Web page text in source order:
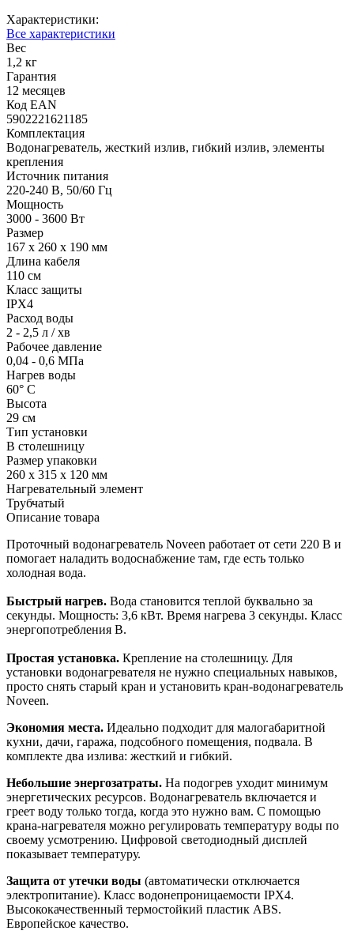
Характеристики:
Все характеристики
Вес
1,2 кг
Гарантия
12 месяцев
Код ЕАN
5902221621185
Комплектация
Водонагреватель, жесткий излив, гибкий излив, элементы
крепления
Источник питания
220-240 В, 50/60 Гц
Мощность
3000 - 3600 Вт
Размер
167 х 260 х 190 мм
Длина кабеля
110 см
Класс защиты
IPX4
Расход воды
2 - 2,5 л / хв
Рабочее давление
0,04 - 0,6 МПа
Нагрев воды
60° С
Высота
29 см
Тип установки
В столешницу
Размер упаковки
260 х 315 х 120 мм
Нагревательный элемент
Трубчатый
Описание товара
Проточный водонагреватель Noveen работает от сети 220 В и
помогает наладить водоснабжение там, где есть только
холодная вода.
Быстрый нагрев. Вода становится теплой буквально за
секунды. Мощность: 3,6 кВт. Время нагрева 3 секунды. Класс
энергопотребления B.
Простая установка. Крепление на столешницу. Для
установки водонагревателя не нужно специальных навыков,
просто снять старый кран и установить кран-водонагреватель
Noveen.
Экономия места. Идеально подходит для малогабаритной
кухни, дачи, гаража, подсобного помещения, подвала. В
комплекте два излива: жесткий и гибкий.
Небольшие энергозатраты. На подогрев уходит минимум
энергетических ресурсов. Водонагреватель включается и
греет воду только тогда, когда это нужно вам. С помощью
крана-нагревателя можно регулировать температуру воды по
своему усмотрению. Цифровой светодиодный дисплей
показывает температуру.
Защита от утечки воды (автоматически отключается
электропитание). Класс водонепроницаемости IPX4.
Высококачественный термостойкий пластик ABS.
Европейское качество.